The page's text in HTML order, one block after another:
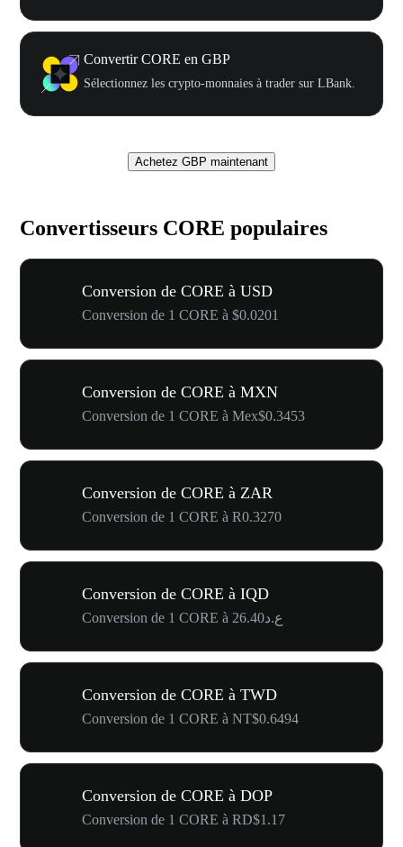
Convertir CORE en GBP
Sélectionnez les crypto-monnaies à trader sur LBank.
Achetez GBP maintenant
Convertisseurs CORE populaires
Conversion de CORE à USD
Conversion de 1 CORE à $0.0201
Conversion de CORE à MXN
Conversion de 1 CORE à Mex$0.3453
Conversion de CORE à ZAR
Conversion de 1 CORE à R0.3270
Conversion de CORE à IQD
Conversion de 1 CORE à ع.د26.40
Conversion de CORE à TWD
Conversion de 1 CORE à NT$0.6494
Conversion de CORE à DOP
Conversion de 1 CORE à RD$1.17